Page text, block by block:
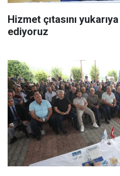
Hizmet çıtasını
ediyoruz